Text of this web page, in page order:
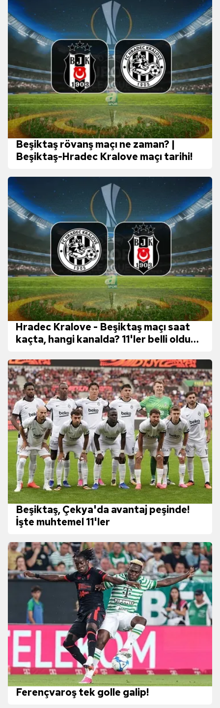
Beşiktaş rövanş maçı ne zaman? |
Beşiktaş-Hradec Kralove maçı tarihi!
Hradec Kralove - Beşiktaş maçı saat
kaçta, hangi kanalda? 11'ler belli oldu
Beşiktaş, Çekya'da avantaj peşinde!
İşte muhtemel 11'ler
Ferençvaroş tek golle galip!